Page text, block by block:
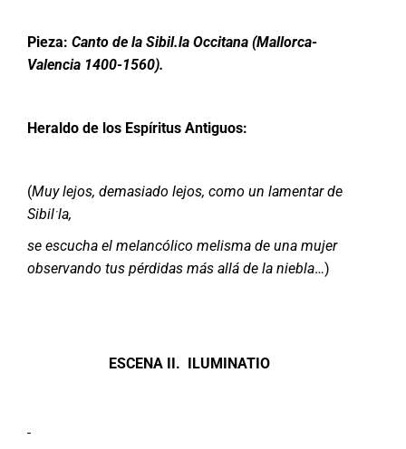
Pieza: Canto de la Sibil.la Occitana (Mallorca-
Valencia 1400-1560).
Heraldo de los Espíritus Antiguos:
(Muy lejos, demasiado lejos, como un lamentar de
Sibilˑla,
se escucha el melancólico melisma de una mujer
observando tus pérdidas más allá de la niebla…)
ESCENA II. ILUMINATIO